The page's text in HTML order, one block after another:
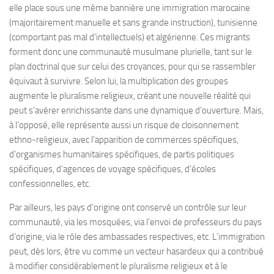
elle place sous une même bannière une immigration marocaine
(majoritairement manuelle et sans grande instruction), tunisienne
(comportant pas mal d’intellectuels) et algérienne. Ces migrants
forment donc une communauté musulmane plurielle, tant sur le
plan doctrinal que sur celui des croyances, pour qui se rassembler
équivaut à survivre. Selon lui, la multiplication des groupes
augmente le pluralisme religieux, créant une nouvelle réalité qui
peut s’avérer enrichissante dans une dynamique d’ouverture. Mais,
à l’opposé, elle représente aussi un risque de cloisonnement
ethno-religieux, avec l’apparition de commerces spécifiques,
d’organismes humanitaires spécifiques, de partis politiques
spécifiques, d’agences de voyage spécifiques, d’écoles
confessionnelles, etc.
Par ailleurs, les pays d’origine ont conservé un contrôle sur leur
communauté, via les mosquées, via l’envoi de professeurs du pays
d’origine, via le rôle des ambassades respectives, etc. L’immigration
peut, dès lors, être vu comme un vecteur hasardeux qui a contribué
à modifier considérablement le pluralisme religieux et à le